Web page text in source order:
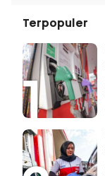
Terpopuler